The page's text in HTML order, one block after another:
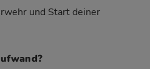
und Start deiner